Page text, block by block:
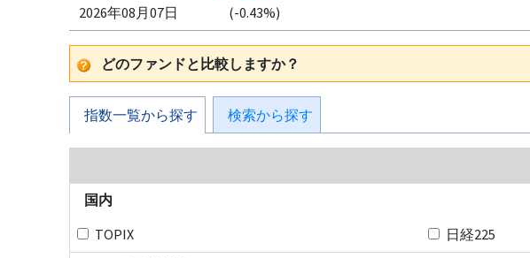
2026年08月07日
(-0.43%)
どのファンドと比較しますか？
指数一覧から探す 検索から探す
国内
TOPIX
日経225